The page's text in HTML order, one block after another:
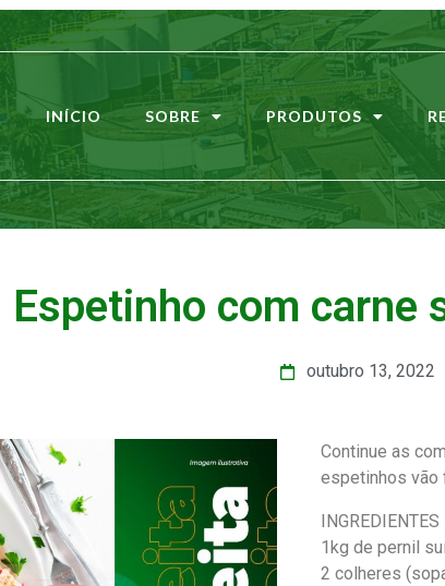
INÍCIO SOBRE PRODUTOS
Espetinho com carne
outubro 13, 2022
Continue as
espetinhos vão
INGREDIENTES
1kg de pernil
2 colheres